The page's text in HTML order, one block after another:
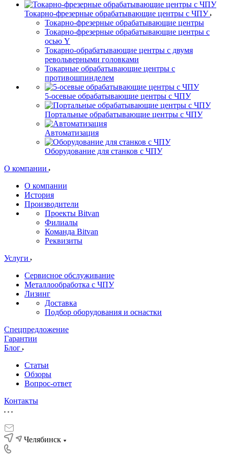
Токарно-фрезерные обрабатывающие центры с ЧПУ
Токарно-фрезерные обрабатывающие центры
Токарно-фрезерные обрабатывающие центры с
осью Y
Токарно-обрабатывающие центры c двумя
револьверными головками
Токарные обрабатывающие центры с
противошпинделем
5-осевые обрабатывающие центры с ЧПУ
Портальные обрабатывающие центры с ЧПУ
Автоматизация
Оборудование для станков с ЧПУ
О компании
О компании
История
Производители
Проекты Bitvan
Филиалы
Команда Bitvan
Реквизиты
Услуги
Сервисное обслуживание
Металлообработка с ЧПУ
Лизинг
Доставка
Подбор оборудования и оснастки
Спецпредложение
Гарантии
Блог
Статьи
Обзоры
Вопрос-ответ
Контакты
Челябинск